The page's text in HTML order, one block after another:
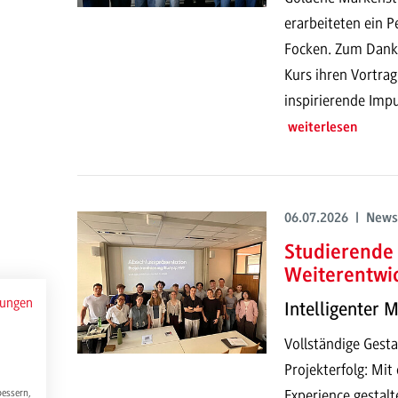
erarbeiteten ein
Focken. Zum
Kurs ihren
inspirierende
weiterlesen
06.07.2026 | News
Intelligenter
Vollständige
Projekterfolg: Mit